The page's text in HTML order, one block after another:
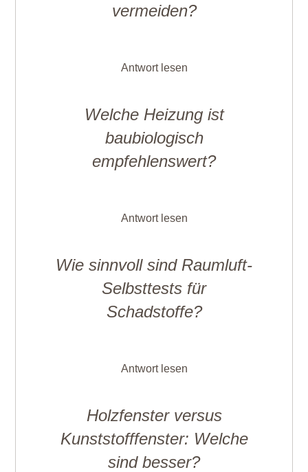
vermeiden?
Antwort lesen
Welche Heizung ist
baubiologisch
empfehlenswert?
Antwort lesen
Wie sinnvoll sind Raumluft-
Selbsttests für
Schadstoffe?
Antwort lesen
Holzfenster versus
Kunststofffenster: Welche
sind besser?